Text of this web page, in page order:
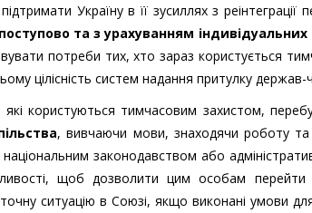
Україну в її зусиллях з реінтеграції
та з урахуванням індивідуальних
потреби тих, хто зараз користується
цілісність систем надання притулку держав-
користуються тимчасовим захистом,
, вивчаючи мови, знаходячи роботу
законодавством або
щоб дозволити цим особам перейти
ситуацію в Союзі, якщо виконані умови